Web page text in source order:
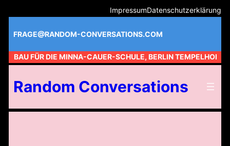
Inhalt
springen
ImpressumDatenschutzerklärung
FRAGE@RANDOM-CONVERSATIONS.COM
BAU FÜR DIE MINNA-CAUER-SCHULE, BERLIN TEMPELHOF //
Random Conversations